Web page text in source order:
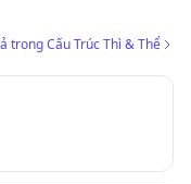
trong Cấu Trúc Thì & Thể